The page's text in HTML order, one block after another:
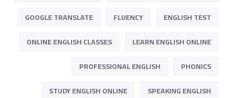
ENGLISH TEST
FLUENCY
GOOGLE TRANSLATE
LEARN ENGLISH ONLINE
ONLINE ENGLISH CLASSES
PHONICS
PROFESSIONAL ENGLISH
SPEAKING ENGLISH
STUDY ENGLISH ONLINE